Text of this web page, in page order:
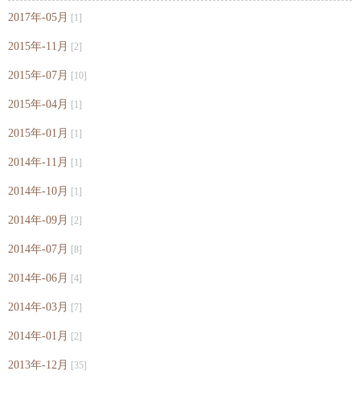
2017年-05月 [1]
2015年-11月 [2]
2015年-07月 [10]
2015年-04月 [1]
2015年-01月 [1]
2014年-11月 [1]
2014年-10月 [1]
2014年-09月 [2]
2014年-07月 [8]
2014年-06月 [4]
2014年-03月 [7]
2014年-01月 [2]
2013年-12月 [35]